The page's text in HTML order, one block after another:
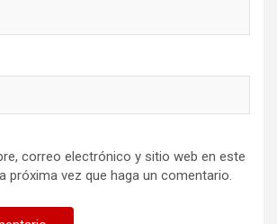
correo electrónico y sitio web en este
próxima vez que haga un comentario.